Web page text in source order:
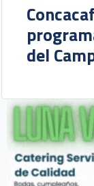
del